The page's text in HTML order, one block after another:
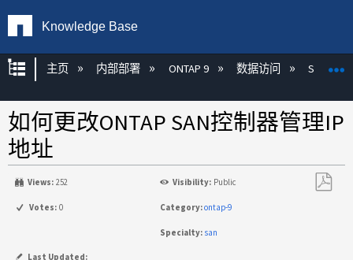
Knowledge Base
扩展/隐缩全局层次
主页 内部部署 ONTAP 9 数据访问 SAN
如何更改ONTAP SAN控制器管理IP
地址
Views: 252 Visibility: Public
Votes: 0 Category:ontap-9
Specialty: san
Last Updated: